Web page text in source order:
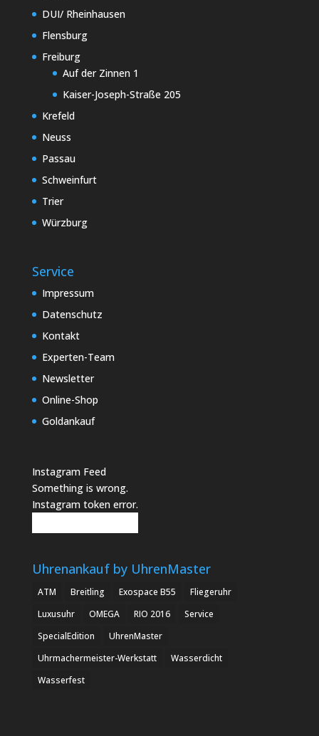
DUI/ Rheinhausen
Flensburg
Freiburg
Auf der Zinnen 1
Kaiser-Joseph-Straße 205
Krefeld
Neuss
Passau
Schweinfurt
Trier
Würzburg
Service
Impressum
Datenschutz
Kontakt
Experten-Team
Newsletter
Online-Shop
Goldankauf
Instagram Feed
Something is wrong.
Instagram token error.
Uhrenankauf by UhrenMaster
ATM Breitling Exospace B55
Fliegeruhr
Luxusuhr
OMEGA RIO 2016
Service
SpecialEdition
UhrenMaster
Uhrmachermeister-Werkstatt
Wasserdicht
Wasserfest